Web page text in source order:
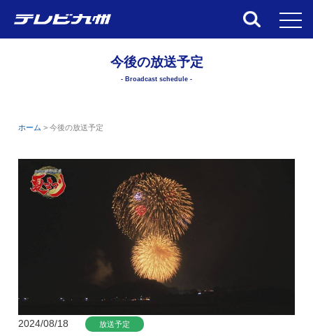
今後の放送予定
- Broadcast schedule -
ホーム >今後の放送予定
2024/08/18 放送予定